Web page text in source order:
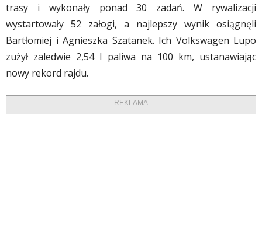
trasy i wykonały ponad 30 zadań. W rywalizacji
wystartowały 52 załogi, a najlepszy wynik osiągnęli
Bartłomiej i Agnieszka Szatanek. Ich Volkswagen Lupo
zużył zaledwie 2,54 l paliwa na 100 km, ustanawiając
nowy rekord rajdu.
REKLAMA